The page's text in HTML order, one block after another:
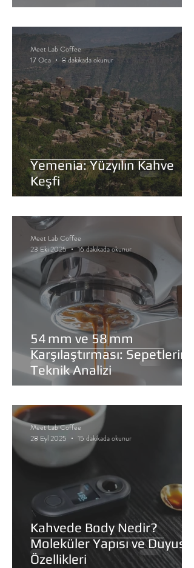
Yemenia: Yüzyılın Kahve
Keşfi
Meet Lab Coffee
17 Oca
8 dakikada okunur
54 mm ve 58 mm
Karşılaştırması: Sepetlerin
Teknik Analizi
Meet Lab Coffee
23 Eki 2025
16 dakikada okunur
Kahvede Body Nedir?
Moleküler Yapısı ve Duyusal
Özellikleri
Meet Lab Coffee
28 Eyl 2025
15 dakikada okunur